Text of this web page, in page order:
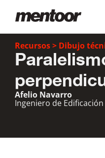
Recursos> Dibujo
Afelio Navarro
Ingeniero de Edificación